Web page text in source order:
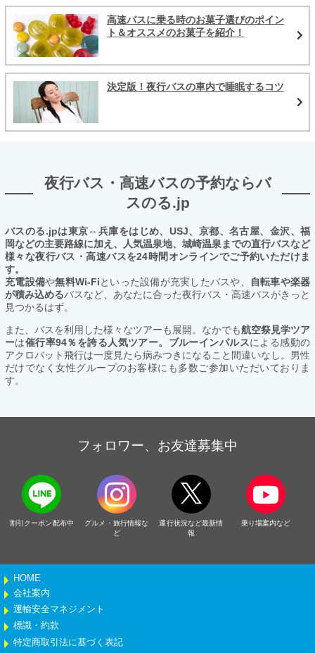
高速バスに乗る時のお菓子選びのポイン
ト＆オススメのお菓子を紹介！
決定版！夜行バスの車内で睡眠するコツ
夜行バス・高速バスの予約ならバ
スのる.jp
バスのる.jpは東京⇔兵庫をはじめ、USJ、京都、名古屋、金沢、福
岡などの主要路線に加え、人気温泉地、城崎温泉までの直行バスなど
様々な夜行バス・高速バスを24時間オンラインでご予約いただけま
す。
充電設備や無料Wi-Fiといった設備が充実したバスや、
自転車や楽器
が積み込めるバスなど、あなたに合った夜行バス・高速バスがきっと
見つかるはず。
また、バスを利用した様々なツアーも展開。なかでも航空祭見学ツア
ーは催行率94％を誇る人気ツアー。ブルーインパルスによる感動の
アクロバット飛行は一度見たら病みつきになること間違いなし。男性
だけでなく女性グループのお客様にも多数ご参加いただいておりま
す。
フォロワー、お友達募集中
割引クーポン配布中
グルメ・旅行情報な
ど
運行状況など最新情
報
乗り場案内など
HOME
会社案内
運輸安全マネジメント
標識・約款
特定商取引法に基づく表記